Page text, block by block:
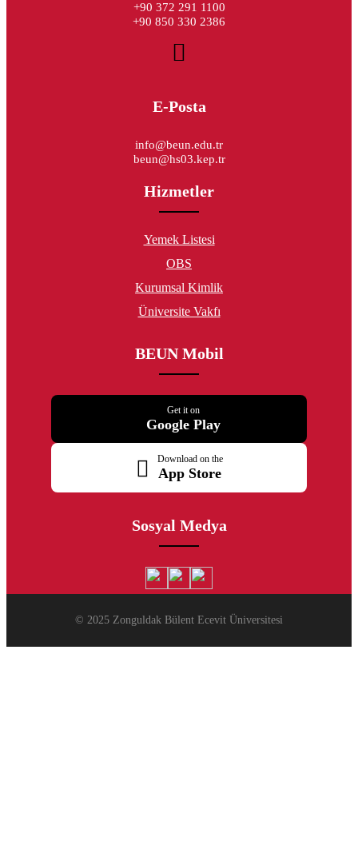
+90 372 291 1100
+90 850 330 2386
E-Posta
info@beun.edu.tr
beun@hs03.kep.tr
Hizmetler
Yemek Listesi
OBS
Kurumsal Kimlik
Üniversite Vakfı
BEUN Mobil
Get it on
Google Play
Download on the
App Store
Sosyal Medya
© 2025 Zonguldak Bülent Ecevit Üniversitesi